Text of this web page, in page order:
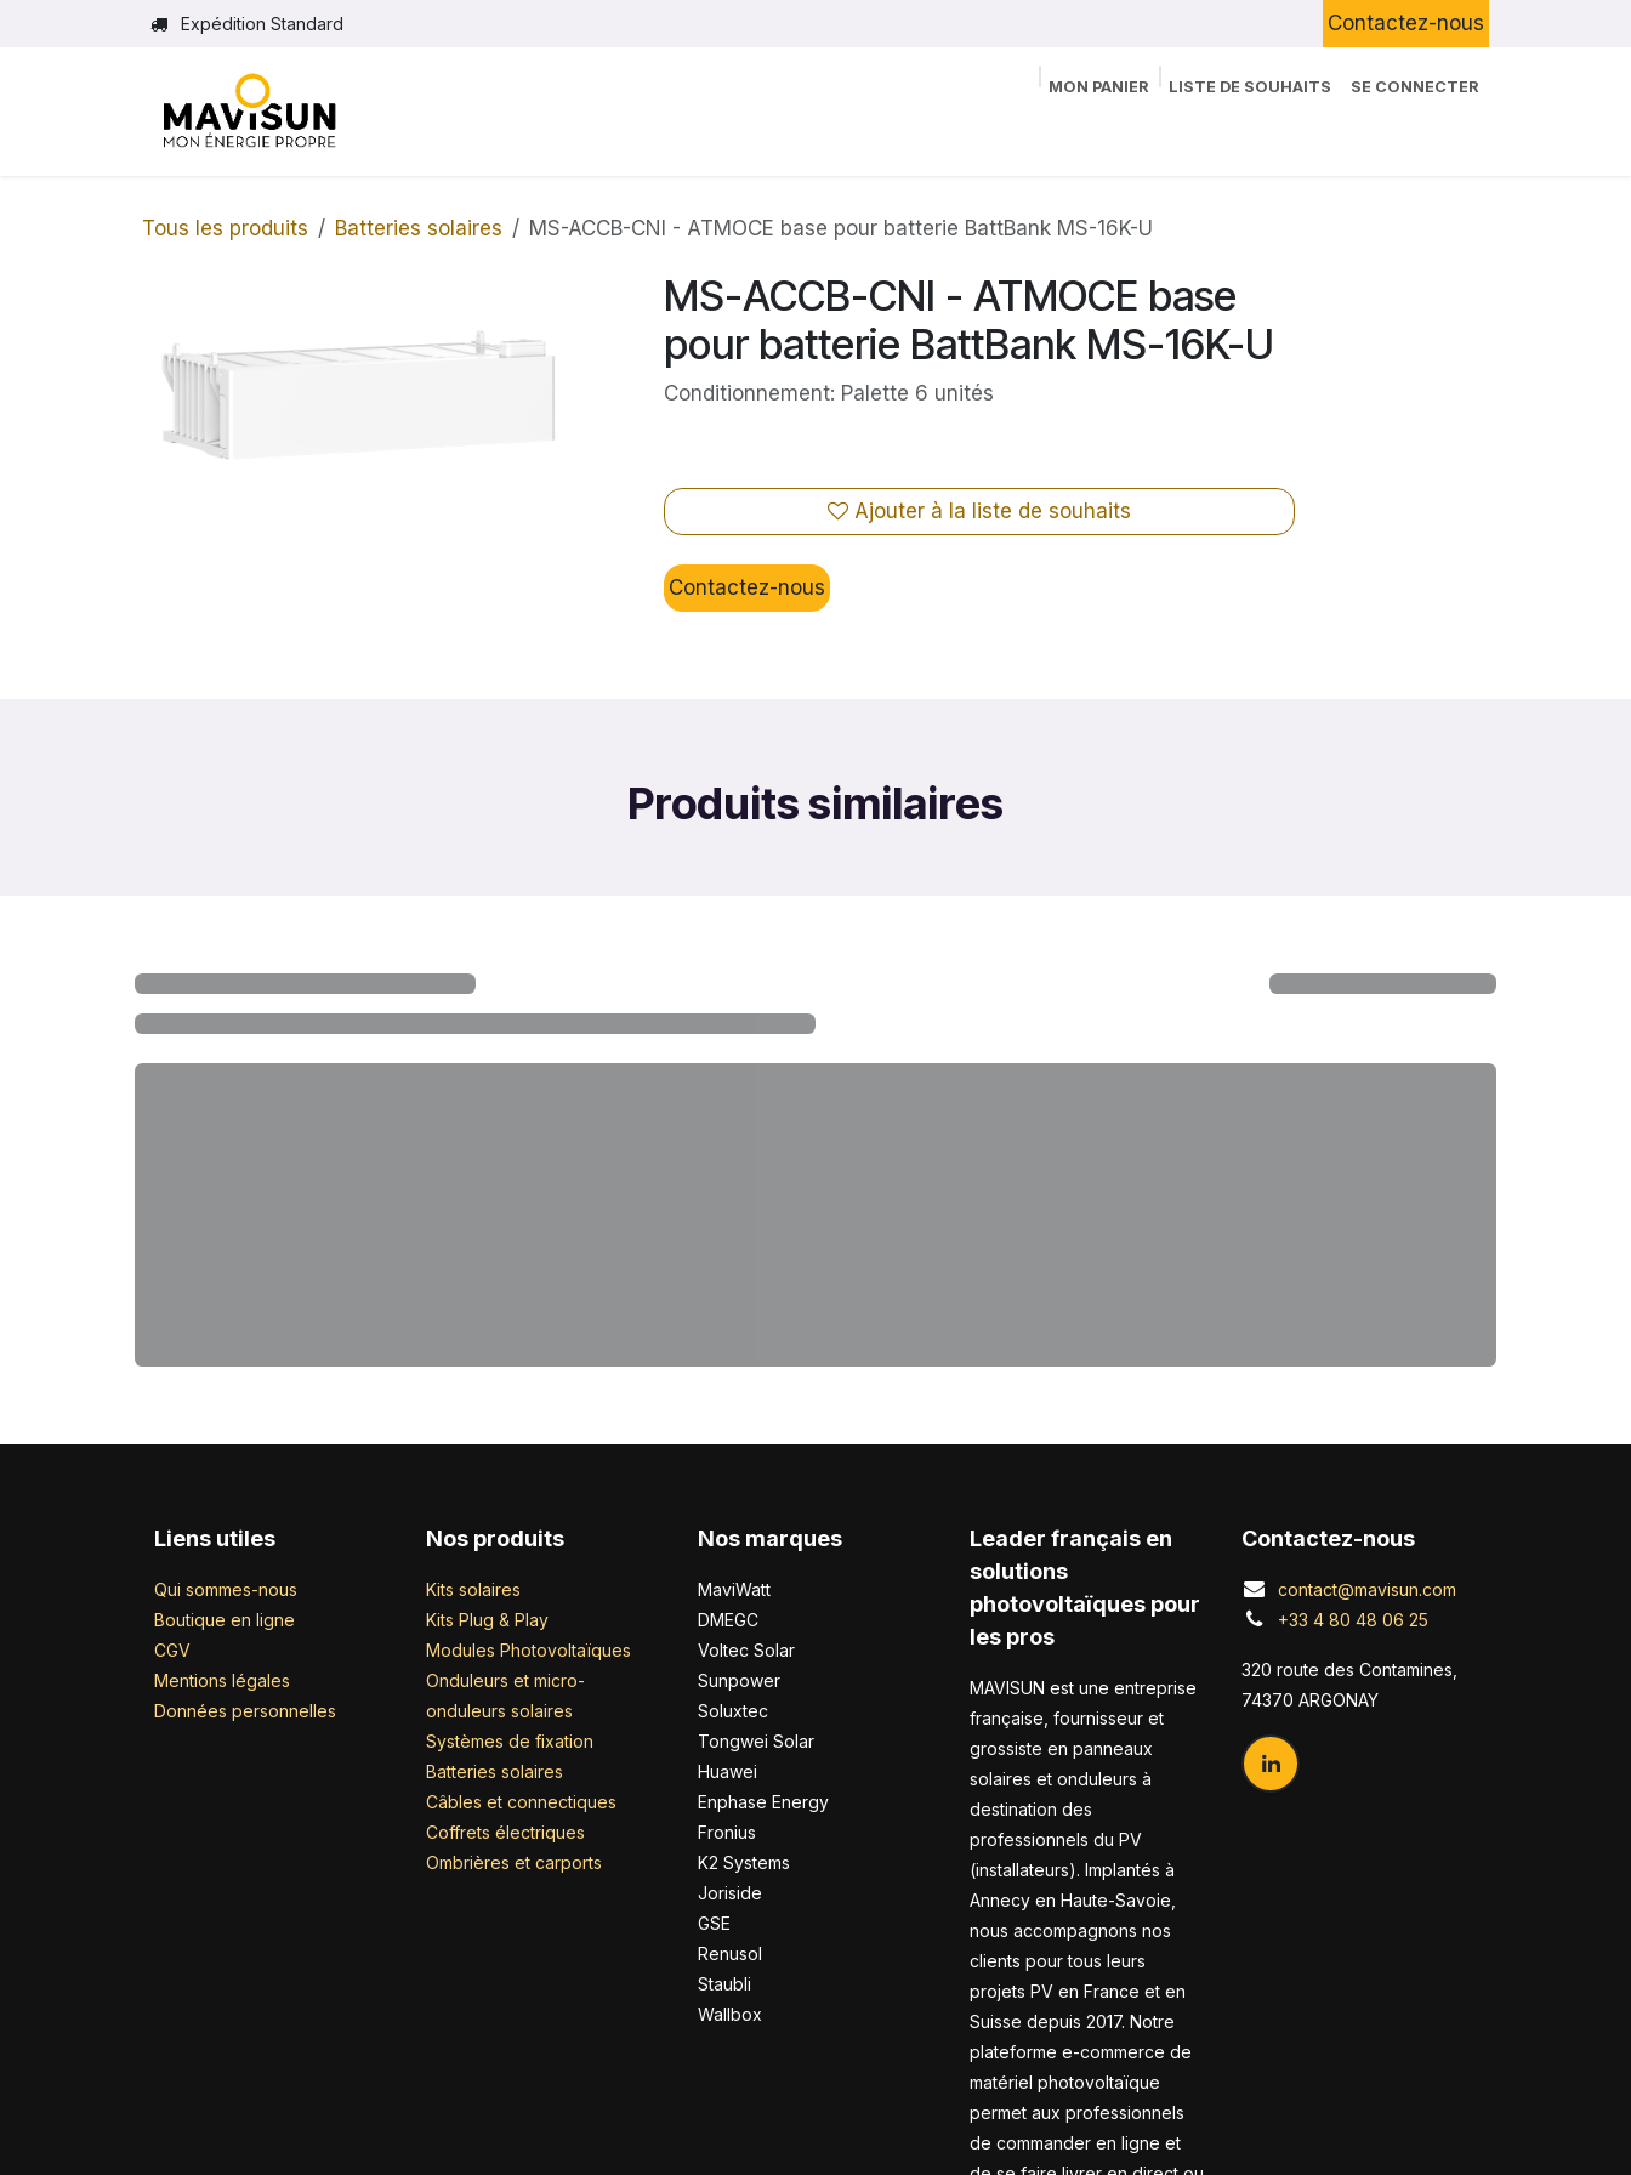
Se rendre au contenuExpédition Standard Contactez-nous
MON PANIER LISTE DE SOUHAITS SE CONNECTER
Tous les produits Batteries solaires MS-ACCB-CNI - ATMOCE base pour batterie BattBank MS-16K-U
MS-ACCB-CNI - ATMOCE base
pour batterie BattBank MS-16K-U
Conditionnement: Palette 6 unités
Ajouter à la liste de souhaits
Contactez-nous
Produits similaires
Liens utiles
Qui sommes-nous
Boutique en ligne
CGV
Mentions légales
Données personnelles
Nos produits
Kits solaires
Kits Plug & Play
Modules Photovoltaïques
Onduleurs et micro-
onduleurs solaires
Systèmes de fixation
Batteries solaires
Câbles et connectiques
Coffrets électriques
Ombrières et carports
Nos marques
MaviWatt
DMEGC
Voltec Solar
Sunpower
Soluxtec
Tongwei Solar
Huawei
Enphase Energy
Fronius
K2 Systems
Joriside
GSE
Renusol
Staubli
Wallbox
Leader français en
solutions
photovoltaïques pour
les pros
MAVISUN est une entreprise
française, fournisseur et
grossiste en panneaux
solaires et onduleurs à
destination des
professionnels du PV
(installateurs). Implantés à
Annecy en Haute-Savoie,
nous accompagnons nos
clients pour tous leurs
projets PV en France et en
Suisse depuis 2017. Notre
plateforme e-commerce de
matériel photovoltaïque
permet aux professionnels
de commander en ligne et
Contactez-nous
contact@mavisun.com
+33 4 80 48 06 25
320 route des Contamines,
74370 ARGONAY